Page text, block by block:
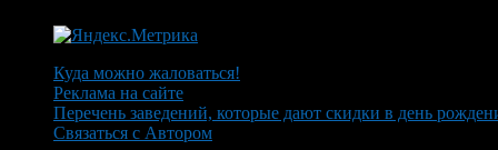
Куда можно жаловаться!
Реклама на сайте
Перечень заведений, которые дают скидки в день
Связаться с Автором